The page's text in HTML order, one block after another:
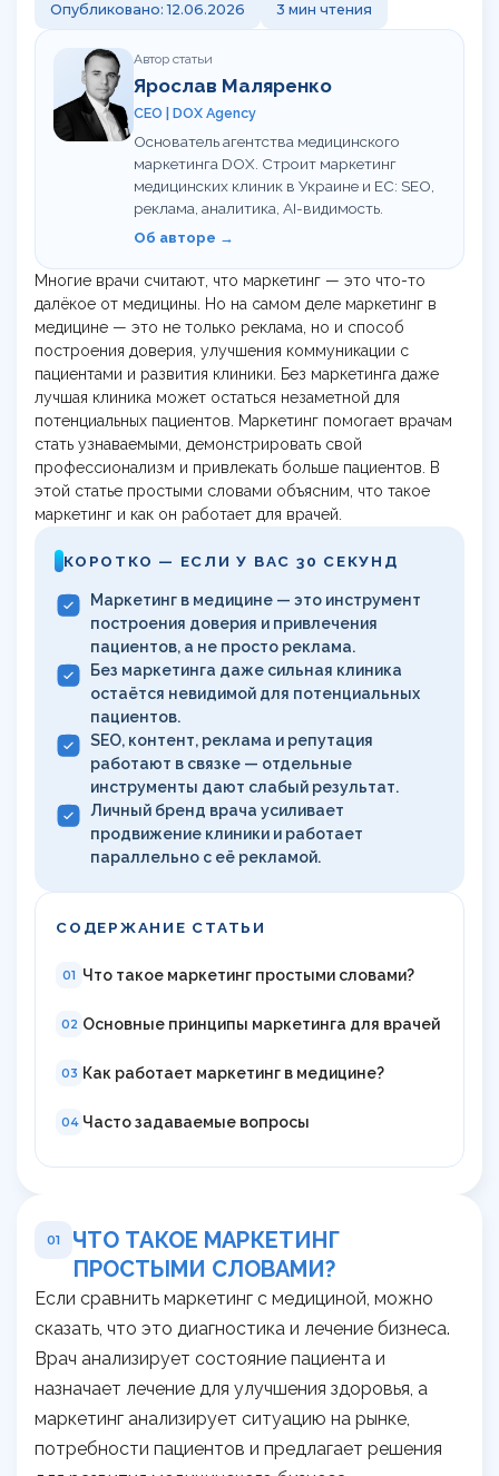
Команда
Статьи
Кому мы помогаем
Обучение сервису в клинике
Калькулятор LTV пациента
Гайд по медицинскому GEO
UTM-генератор
Опубликовано: 12.06.2026 3 мин чтения
Автор статьи
Ярослав Маляренко
CEO | DOX Agency
Основатель агентства медицинского
маркетинга DOX. Строит маркетинг
медицинских клиник в Украине и ЕС: SEO,
реклама, аналитика, AI-видимость.
Об авторе →
Многие врачи считают, что маркетинг — это что-то
далёкое от медицины. Но на самом деле маркетинг в
медицине — это не только реклама, но и способ
построения доверия, улучшения коммуникации с
пациентами и развития клиники. Без маркетинга даже
лучшая клиника может остаться незаметной для
потенциальных пациентов. Маркетинг помогает врачам
стать узнаваемыми, демонстрировать свой
профессионализм и привлекать больше пациентов. В
этой статье простыми словами объясним, что такое
маркетинг и как он работает для врачей.
КОРОТКО — ЕСЛИ У ВАС 30 СЕКУНД
Маркетинг в медицине — это инструмент
построения доверия и привлечения
пациентов, а не просто реклама.
Без маркетинга даже сильная клиника
остаётся невидимой для потенциальных
пациентов.
SEO, контент, реклама и репутация
работают в связке — отдельные
инструменты дают слабый результат.
Личный бренд врача усиливает
продвижение клиники и работает
параллельно с её рекламой.
СОДЕРЖАНИЕ СТАТЬИ
01 Что такое маркетинг простыми словами?
02 Основные принципы маркетинга для врачей
03 Как работает маркетинг в медицине?
04 Часто задаваемые вопросы
01
ЧТО ТАКОЕ МАРКЕТИНГ
ПРОСТЫМИ СЛОВАМИ?
Если сравнить маркетинг с медициной, можно
сказать, что это диагностика и лечение бизнеса.
Врач анализирует состояние пациента и
назначает лечение для улучшения здоровья, а
маркетинг анализирует ситуацию на рынке,
потребности пациентов и предлагает решения